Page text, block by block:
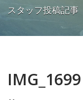
スタッフ投稿記事
IMG_1699